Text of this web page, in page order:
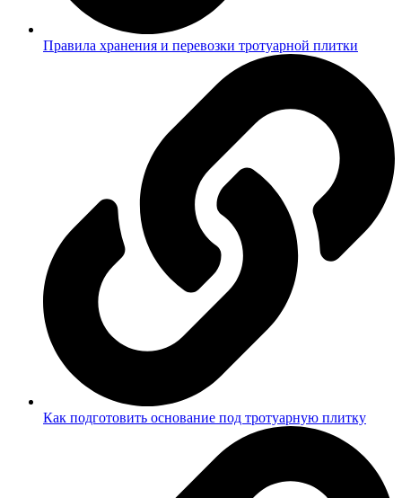
Правила хранения и перевозки тротуарной плитки
Как подготовить основание под тротуарную плитку